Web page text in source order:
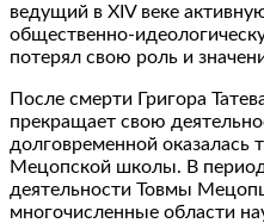
ведущий в XIV веке
общественно-
потерял свою роль и
После смерти Григора
прекращает свою
долговременной оказалась
Мецопской школы. В
деятельности Товмы
многочисленные области